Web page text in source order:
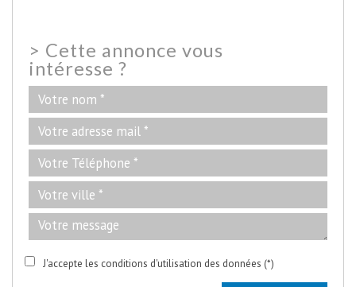
> Cette annonce vous
intéresse ?
J'accepte les conditions d'utilisation des données (*)